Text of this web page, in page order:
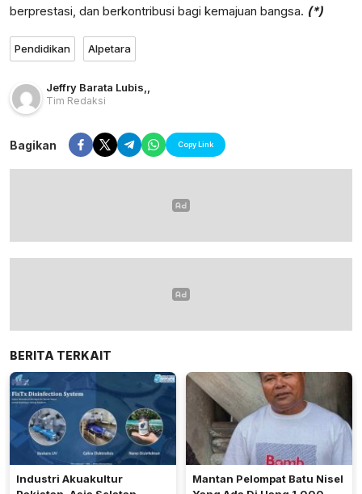
berprestasi, dan berkontribusi bagi kemajuan bangsa. (*)
Pendidikan Alpetara
Jeffry Barata Lubis
Tim Redaksi
Bagikan Copy Link
BERITA TERKAIT
Industri Akuakultur
Mantan Pelompat Batu Nisel